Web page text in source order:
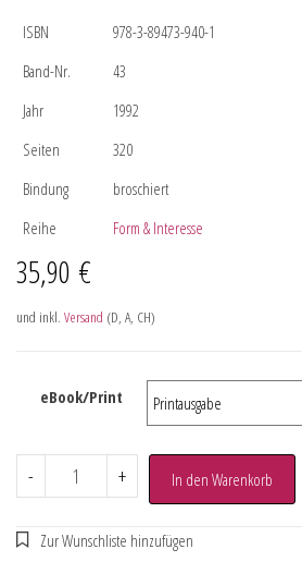
ISBN
978-3-89473-940-1
Band-Nr.
43
Jahr
1992
Seiten
320
Bindung
broschiert
Reihe
Form & Interesse
35,90 €
und inkl. Versand (D, A, CH)
eBook/Print
- + In den Warenkorb